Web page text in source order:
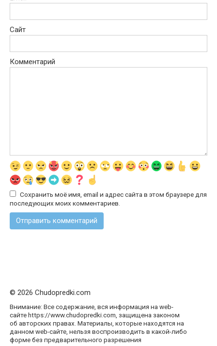
Сайт
Комментарий
Сохранить моё имя, email и адрес сайта в этом браузере для
последующих моих комментариев.
© 2026 Chudopredki.com
Внимание: Все содержание, вся информация на web-
сайте https://www.chudopredki.com, защищена законом
об авторских правах. Материалы, которые находятся на
данном web-сайте, нельзя воспроизводить в какой-либо
форме без предварительного разрешения